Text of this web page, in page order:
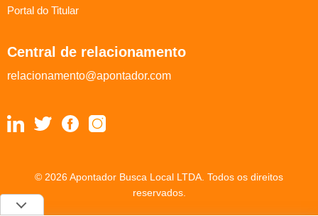
Portal do Titular
Central de relacionamento
relacionamento@apontador.com
© 2026 Apontador Busca Local LTDA. Todos os direitos
reservados.